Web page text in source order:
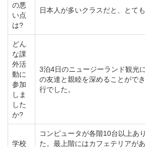
の悪
い点
は?
日本人が多いクラスだと、とて
どん
な課
外活
動に
参加
しま
した
か?
3泊4日のニュージーランド観光
の友達と親睦を深めることがで
行でした。
学校
コンピュータが各階10台以上あ
た。最上階にはカフェテリアが